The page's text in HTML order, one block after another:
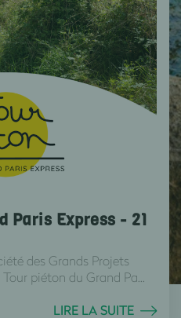
Paris Express - 21
des Grands Projets
piéton du Grand Pa...
LIRE LA SUITE